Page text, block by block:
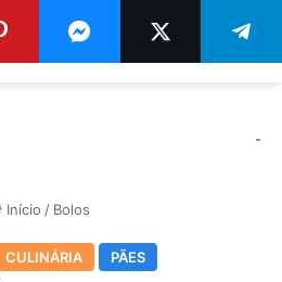
-
Início / Bolos
CULINÁRIA PÃES